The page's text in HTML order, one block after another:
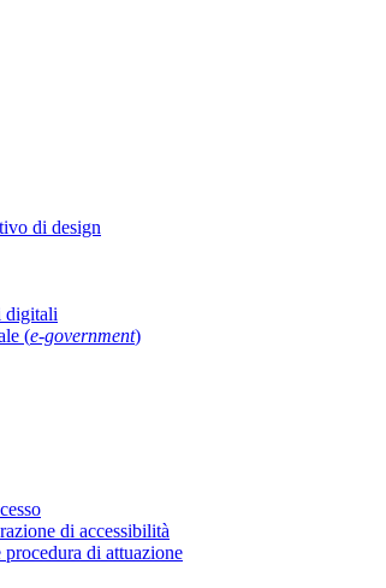
di design
digitali
(e-government)
di accessibilità
di attuazione